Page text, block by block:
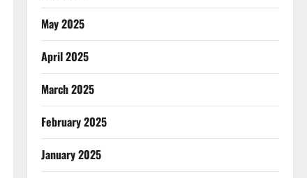
May 2025
April 2025
March 2025
February 2025
January 2025